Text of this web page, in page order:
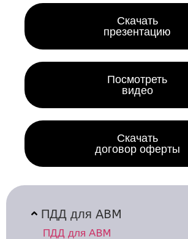
Скачать
презентацию
Посмотреть
видео
Скачать
договор оферты
ПДД для ABM
ПДД для ABM